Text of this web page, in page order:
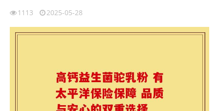
1113 2025-05-28